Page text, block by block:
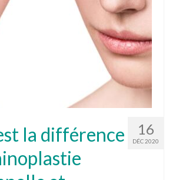
16
DÉC 2020
la différence